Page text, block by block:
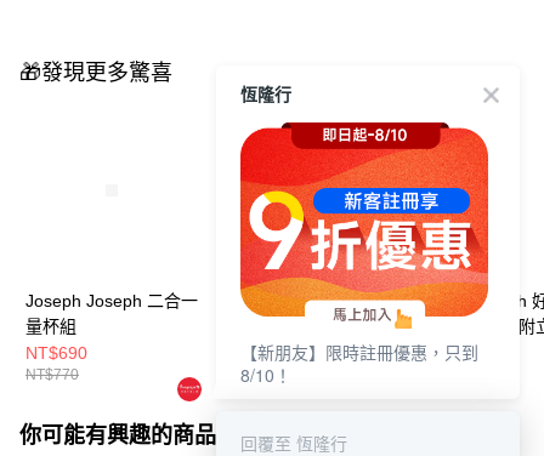
🎁發現更多驚喜
Joseph Joseph 二合一
量杯組
NT$690
NT$770
Joseph Joseph 三合一
NT$790
NT$900
Joseph Joseph
收納罐五件組(附
NT$1,990
你可能有興趣的商品 全站排行
恆隆行
【新朋友】限時註冊優惠，只到
8/10！
回覆至 恆隆行